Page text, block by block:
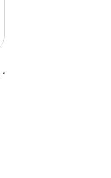
*